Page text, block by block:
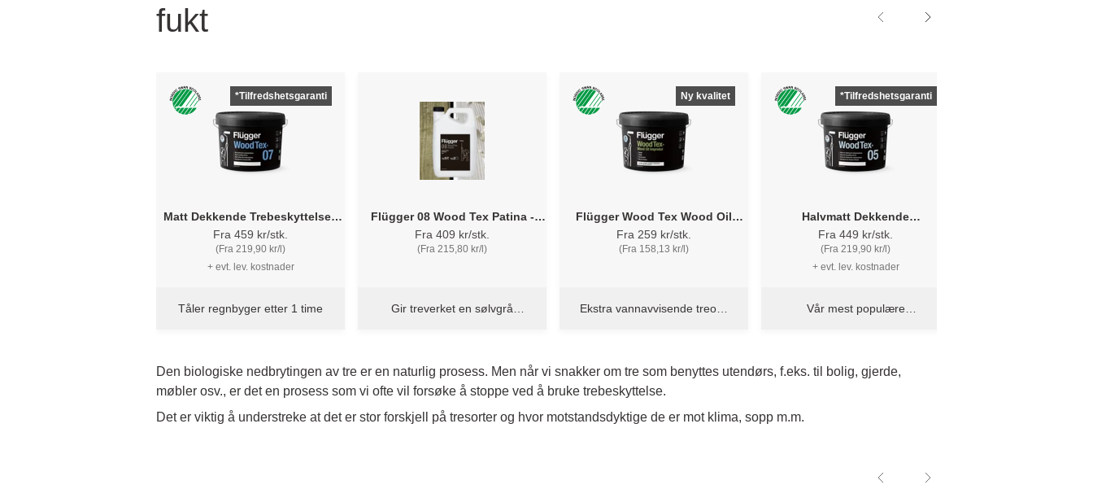
fukt
*Tilfredshetsgaranti
Matt Dekkende Trebeskyttelse -
Flügger 07 Wood Tex
Fra 459 kr/stk.
(Fra 219,90 kr/l)
+ evt. lev. kostnader
Tåler regnbyger etter 1 time
Flügger 08 Wood Tex Patina -
Fargeløs vannbasert
trebehandling
Fra 409 kr/stk.
(Fra 215,80 kr/l)
Gir treverket en sølvgrå
Ny kvalitet
Flügger Wood Tex Wood Oil
Impredur - Ekstra vannavvisende
treolje
Fra 259 kr/stk.
(Fra 158,13 kr/l)
Ekstra vannavvisende treolje
*Tilfredshetsgaranti
Halvmatt Dekkende
Trebeskyttelse - Flügger 05 Wood
Tex
Fra 449 kr/stk.
(Fra 219,90 kr/l)
+ evt. lev. kostnader
Vår mest populære
Den biologiske nedbrytingen av tre er en naturlig prosess. Men når vi snakker om tre som benyttes utendørs, f.eks. til bolig, gjerde,
møbler osv., er det en prosess som vi ofte vil forsøke å stoppe ved å bruke trebeskyttelse.
Det er viktig å understreke at det er stor forskjell på tresorter og hvor motstandsdyktige de er mot klima, sopp m.m.